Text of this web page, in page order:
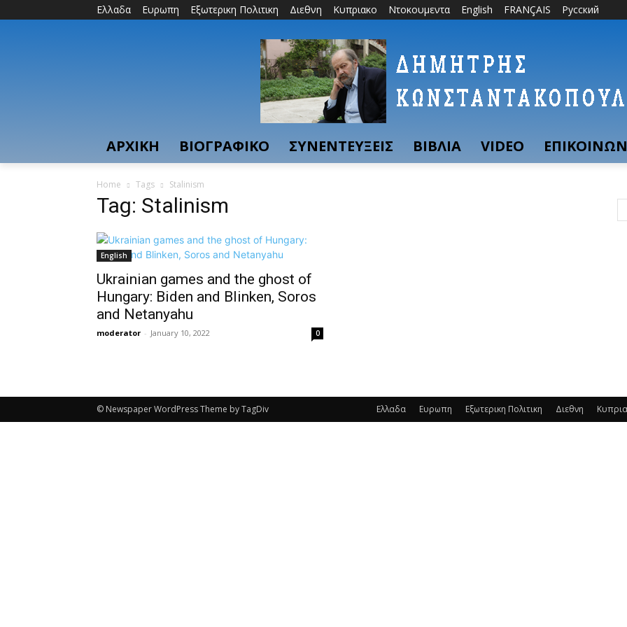
Ελλαδα Ευρωπη Εξωτερικη Πολιτικη Διεθνη Κυπριακο Ντοκουμεντα English FRANÇAIS Русский
ΑΡΧΙΚΗ ΒΙΟΓΡΑΦΙΚΟ ΣΥΝΕΝΤΕΥΞΕΙΣ ΒΙΒΛΙΑ VIDEO
Home Tags Stalinism
Tag: Stalinism
English
Ukrainian games and the ghost of
Hungary: Biden and Blinken, Soros
and Netanyahu
moderator - January 10, 2022 0
Ελλαδα Ευρωπη Εξωτερικη Πολιτικη Διεθνη
© Newspaper WordPress Theme by TagDiv